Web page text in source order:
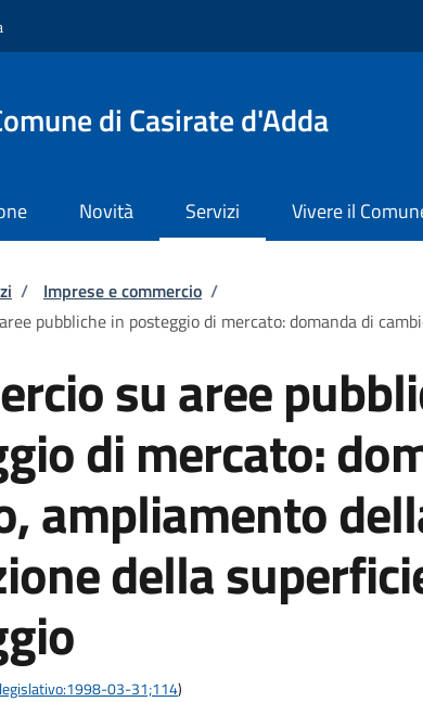
di Casirate d'Adda
Novità Servizi Vivere il
di pane
/ Imprese e commercio /
pubbliche in posteggio di mercato: domanda di
su aree
di mercato:
ampliamento
della
03-31;114)